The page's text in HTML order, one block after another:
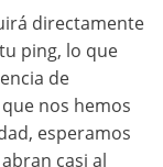
directamente
ping, lo que
de
nos hemos
esperamos
casi al